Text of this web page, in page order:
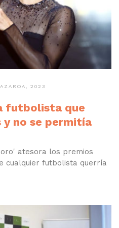
2023
futbolista que
no se permitía
atesora los premios
cualquier futbolista querría